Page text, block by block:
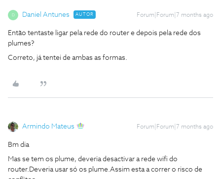
D Daniel Antunes AUTOR Forum|Forum|7 months ago
Então tentaste ligar pela rede do router e depois pela rede dos
plumes?
Correto, já tentei de ambas as formas.
Armindo Mateus Forum|Forum|7 months ago
Bm dia
Mas se tem os plume, deveria desactivar a rede wifi do
router.Deveria usar só os plume.Assim esta a correr o risco de